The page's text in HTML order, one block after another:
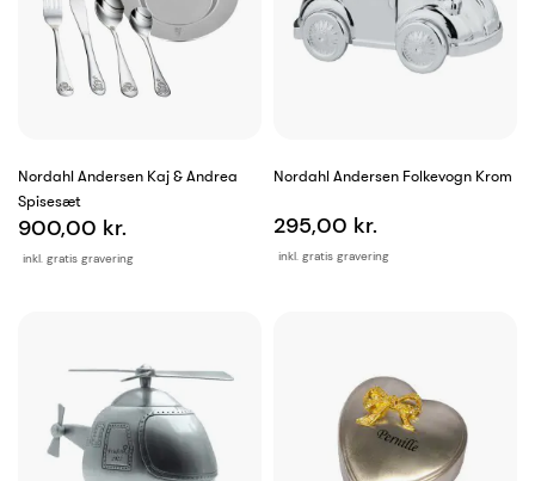
Nordahl Andersen Kaj & Andrea
Spisesæt
inkl. gratis gravering
900,00 kr.
Nordahl Andersen Folkevogn Krom
inkl. gratis gravering
295,00 kr.